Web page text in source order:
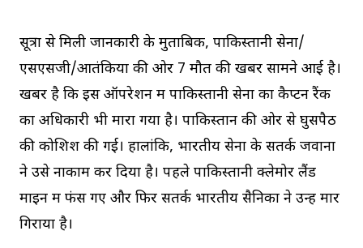
सूत्रों से मिली जानकारी के मुताबिक, पाकिस्तानी सेना/
एसएसजी/आतंकियों की ओर 7 मौत की खबर सामने आई है।
खबर है कि इस ऑपरेशन में पाकिस्तानी सेना का कैप्टन रैंक
का अधिकारी भी मारा गया है। पाकिस्तान की ओर से घुसपैठ
की कोशिश की गई। हालांकि, भारतीय सेना के सतर्क जवानों
ने उसे नाकाम कर दिया है। पहले पाकिस्तानी क्लेमोर लैंड
माइन में फंस गए और फिर सतर्क भारतीय सैनिकों ने उन्हें मार
गिराया है।